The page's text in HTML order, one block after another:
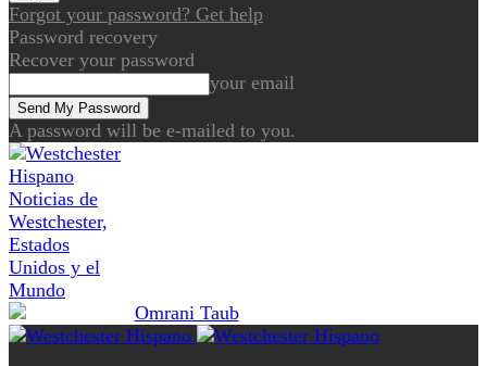
Forgot your password? Get help
Password recovery
Recover your password
your email
A password will be e-mailed to you.
Noticias de
Westchester,
Estados
Unidos y el
Mundo